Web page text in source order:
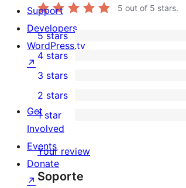
5 out of 5 stars.
5
5-
star
reviews
5 stars
4-
star
reviews
4 stars
0
3-
star
reviews
3 stars
2-
reviews
2 stars
star
reviews
1 star
Your review
Soporte
Support
Developers
WordPress.tv
↗
Get
Involved
Events
Donate
↗